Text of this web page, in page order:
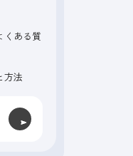
くある質
方法